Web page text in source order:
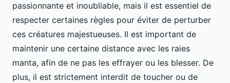
passionnante et inoubliable, mais il est essentiel de
respecter certaines règles pour éviter de perturber
ces créatures majestueuses. Il est important de
maintenir une certaine distance avec les raies
manta, afin de ne pas les effrayer ou les blesser. De
plus, il est strictement interdit de toucher ou de